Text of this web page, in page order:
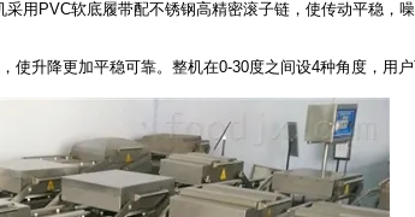
采用PVC软底履带配不锈钢高精密滚子链，使传动平稳，
使升降更加平稳可靠。整机在0-30度之间设4种角度，用